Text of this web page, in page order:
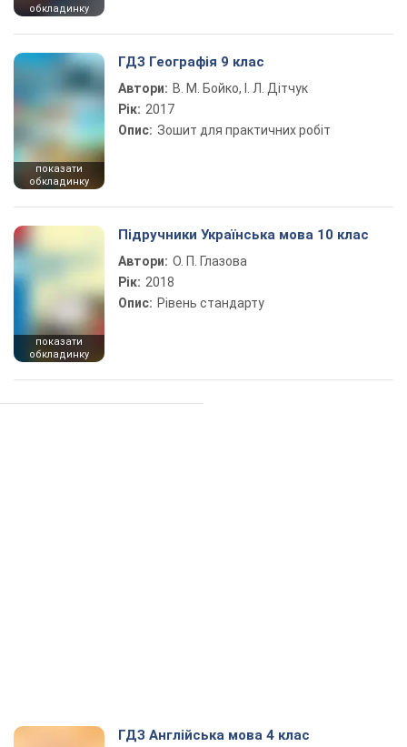
обкладинку
показати
обкладинку
ГДЗ Географія 9 клас
Автори: В. М. Бойко, І. Л. Дітчук
Рік: 2017
Опис: Зошит для практичних робіт
показати
обкладинку
Підручники Українська мова 10 клас
Автори: О. П. Глазова
Рік: 2018
Опис: Рівень стандарту
ГДЗ Англійська мова 4 клас